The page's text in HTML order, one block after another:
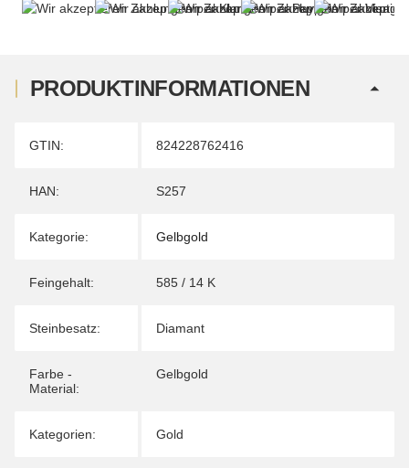
PRODUKTINFORMATIONEN
Produkteigenschaft
Wert
GTIN: 824228762416
HAN: S257
Kategorie: Gelbgold
Feingehalt: 585 / 14 K
Steinbesatz: Diamant
Farbe -
Material:
Gelbgold
Kategorien: Gold